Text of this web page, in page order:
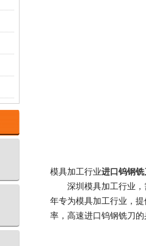
模具加工行业进口钨钢铣
深圳模具加工行业，
年专为模具加工行业，
率，高速进口钨钢铣刀的